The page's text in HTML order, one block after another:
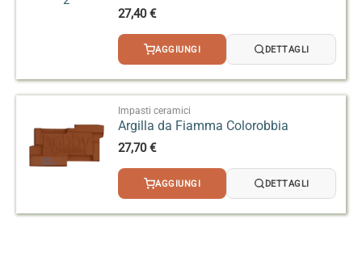
27,40€
AGGIUNGI DETTAGLI
Impasti ceramici
Argilla da Fiamma Colorobbia
27,70€
AGGIUNGI DETTAGLI